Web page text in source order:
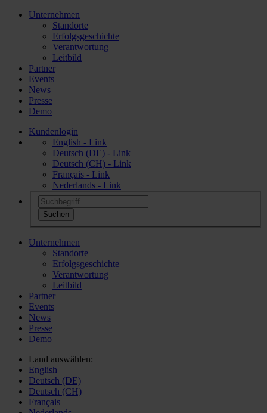
Unternehmen
Standorte
Erfolgsgeschichte
Verantwortung
Leitbild
Partner
Events
News
Presse
Demo
Kundenlogin
English - Link
Deutsch (DE) - Link
Deutsch (CH) - Link
Français - Link
Nederlands - Link
Unternehmen
Standorte
Erfolgsgeschichte
Verantwortung
Leitbild
Partner
Events
News
Presse
Demo
Land auswählen:
English
Deutsch (DE)
Deutsch (CH)
Français